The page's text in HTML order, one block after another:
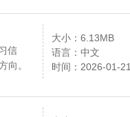
大小：6.13MB
语言：中文
时间：2026-01-21
信
向。